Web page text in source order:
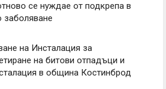
се нуждае от подкрепа в
заболяване
на Инсталация за
на битови отпадъци и
в община Костинброд